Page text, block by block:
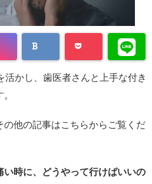
活かし、歯医者さんと上手な付き
の他の記事はこちらからご覧くだ
い時に、どうやって行けばいいの